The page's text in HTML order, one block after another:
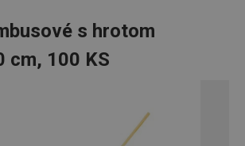
s hrotom
cm, 100 KS